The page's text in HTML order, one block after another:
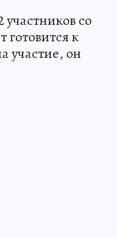
со
готовится к
участие, он